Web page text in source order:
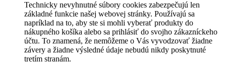
Technicky nevyhnutné súbory cookies zabezpečujú len
základné funkcie našej webovej stránky. Používajú sa
napríklad na to, aby ste si mohli vyberať produkty do
nákupného košíka alebo sa prihlásiť do svojho zákazníckeho
účtu. To znamená, že nemôžeme o Vás vyvodzovať žiadne
závery a žiadne výsledné údaje nebudú nikdy poskytnuté
tretím stranám.